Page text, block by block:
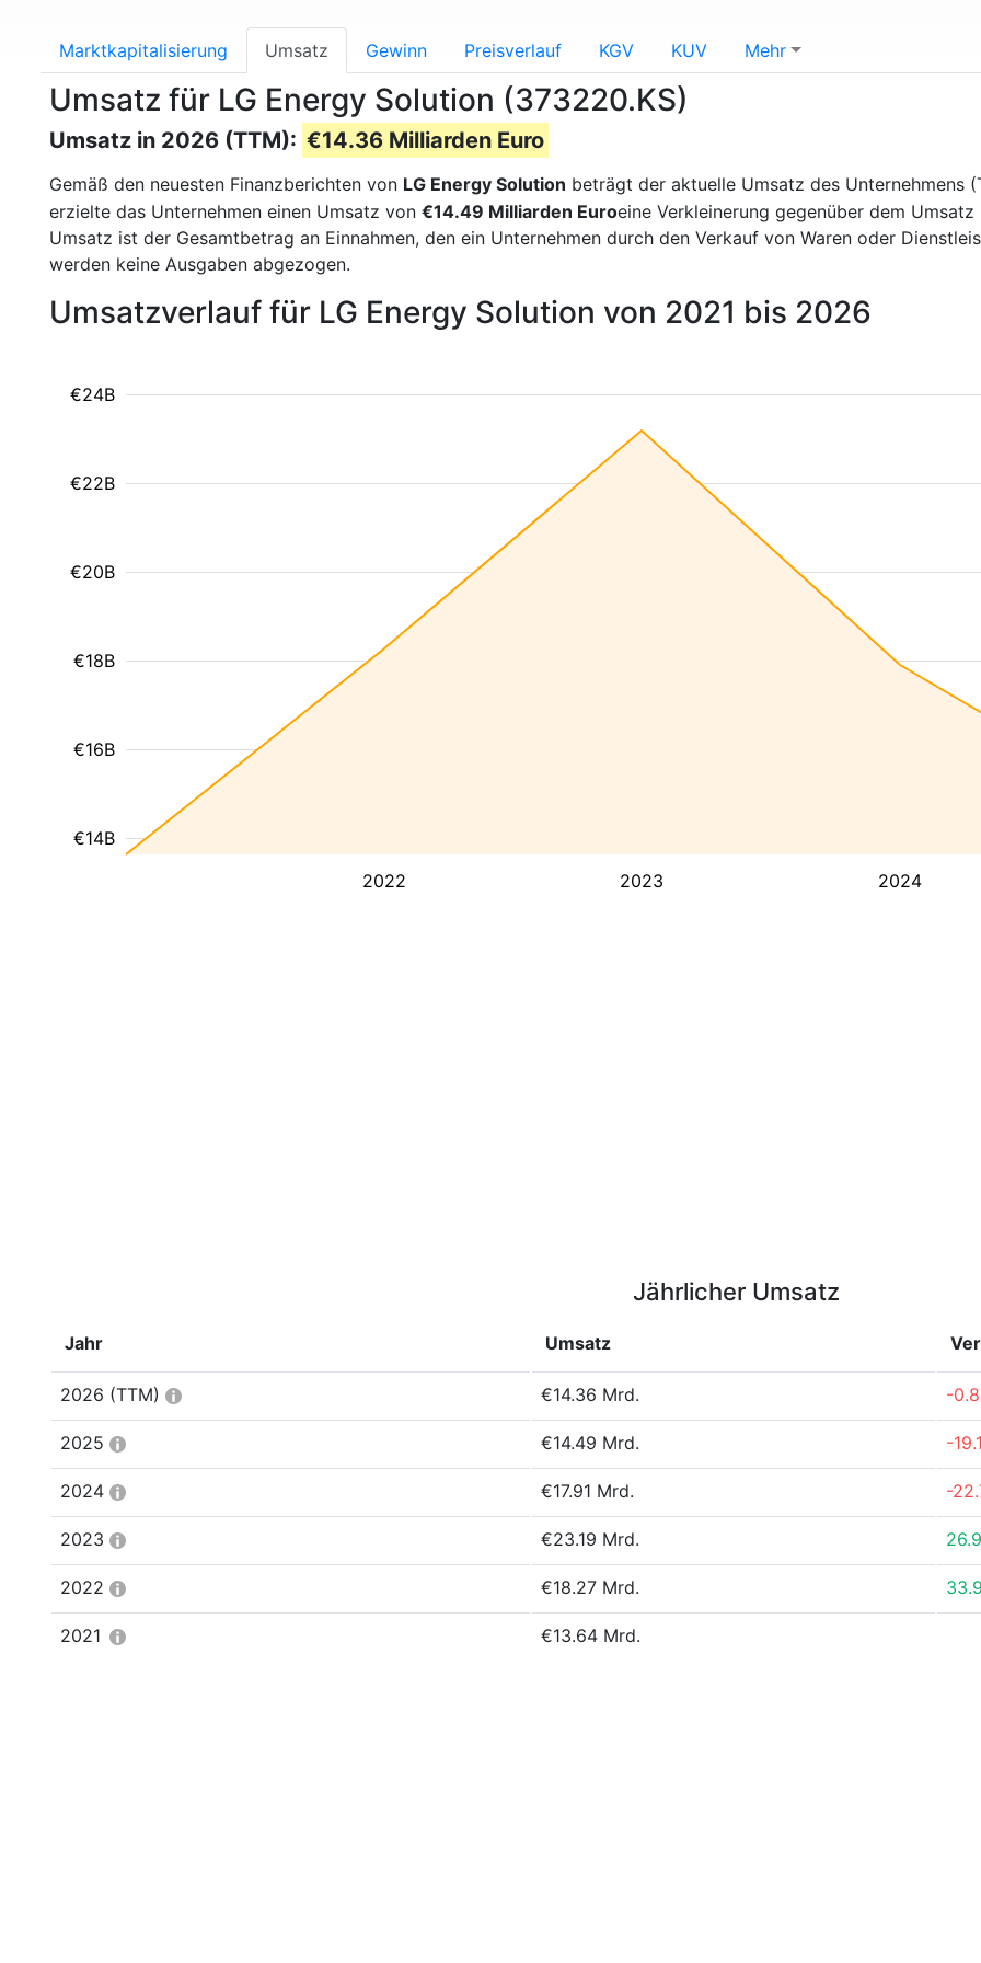
Marktkapitalisierung Umsatz Gewinn Preisverlauf KGV KUV Mehr
Umsatz für LG Energy Solution (373220.KS)
Umsatz in 2026 (TTM): €14.36 Milliarden Euro
Gemäß den neuesten Finanzberichten von LG Energy Solution beträgt der aktuelle Umsatz des Unternehmens
erzielte das Unternehmen einen Umsatz von €14.49 Milliarden Euroeine Verkleinerung gegenüber dem
Umsatz ist der Gesamtbetrag an Einnahmen, den ein Unternehmen durch den Verkauf von Waren oder
werden keine Ausgaben abgezogen.
Umsatzverlauf für LG Energy Solution von 2021 bis 2026
2022 2023 2024
€14B
€16B
€18B
€20B
€22B
€24B
Jährlicher Umsatz
Jahr Umsatz
2026 (TTM) €14.36 Mrd. -
2025 €14.49 Mrd. -
2024 €17.91 Mrd. -
2023 €23.19 Mrd.
2022 €18.27 Mrd.
2021 €13.64 Mrd.